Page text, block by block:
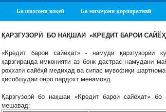
Ба шахсони воқеӣ Ба мизоҷони корпоративӣ
ҚАРЗГУЗОРӢ БО НАҚШАИ «КРЕДИТ БАРОИ
«Кредит барои сайёҳат» - намуди қарзгузории
қарзгиранда имконияти аз бонк дастрас намудани
роҳхати сайёҳӣ медиҳад ва сипас мувофиқи
ҳисобшудаи онро пардохт менамояд.
Қарзгузорӣ бо нақшаи «Кредит барои сайёҳат»
мешавад: